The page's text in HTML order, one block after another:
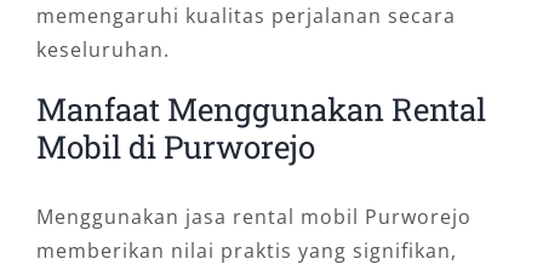
memengaruhi kualitas perjalanan secara
keseluruhan.
Manfaat Menggunakan Rental
Mobil di Purworejo
Menggunakan jasa rental mobil Purworejo
memberikan nilai praktis yang signifikan,